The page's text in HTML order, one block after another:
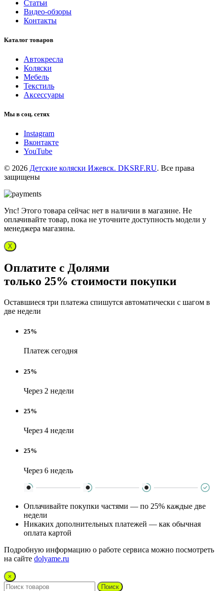
Статьи
Видео-обзоры
Контакты
Каталог товаров
Автокресла
Коляски
Мебель
Текстиль
Аксессуары
Мы в соц. сетях
Instagram
Вконтакте
YouTube
© 2026 Детские коляски Ижевск. DKSRF.RU. Все права
защищены
Упс! Этого товара сейчас нет в наличии в магазине. Не
оплачивайте товар, пока не уточните доступность модели у
менеджера магазина.
X
Оплатите с Долями
только 25% стоимости покупки
Оставшиеся три платежа спишутся автоматически с шагом в
две недели
25%
Платеж сегодня
25%
Через 2 недели
25%
Через 4 недели
25%
Через 6 недель
Оплачивайте покупки частями — по 25% каждые две
недели
Никаких дополнительных платежей — как обычная
оплата картой
Подробную информацию о работе сервиса можно посмотреть
на сайте dolyame.ru
×
Поиск